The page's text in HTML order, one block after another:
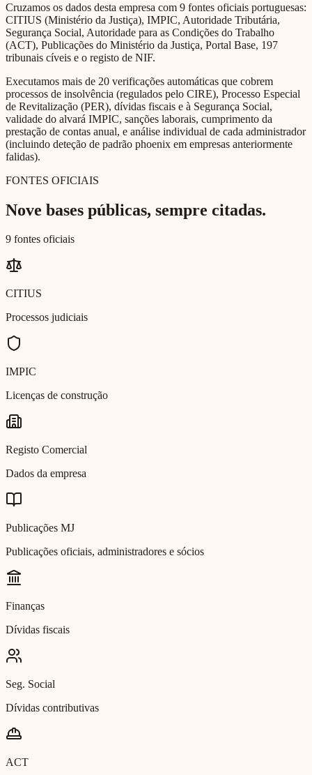
Cruzamos os dados desta empresa com 9 fontes oficiais portuguesas:
CITIUS (Ministério da Justiça), IMPIC, Autoridade Tributária,
Segurança Social, Autoridade para as Condições do Trabalho
(ACT), Publicações do Ministério da Justiça, Portal Base, 197
tribunais cíveis e o registo de NIF.
Executamos mais de 20 verificações automáticas que cobrem
processos de insolvência (regulados pelo CIRE), Processo Especial
de Revitalização (PER), dívidas fiscais e à Segurança Social,
validade do alvará IMPIC, sanções laborais, cumprimento da
prestação de contas anual, e análise individual de cada administrador
(incluindo deteção de padrão phoenix em empresas anteriormente
falidas).
FONTES OFICIAIS
Nove bases públicas, sempre citadas.
9 fontes oficiais
CITIUS
Processos judiciais
IMPIC
Licenças de construção
Registo Comercial
Dados da empresa
Publicações MJ
Publicações oficiais, administradores e sócios
Finanças
Dívidas fiscais
Seg. Social
Dívidas contributivas
ACT